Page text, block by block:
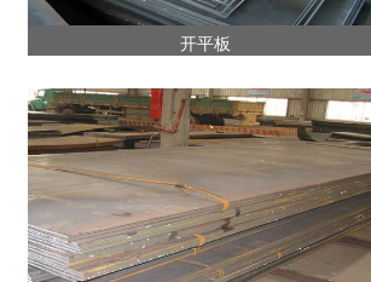
开平板